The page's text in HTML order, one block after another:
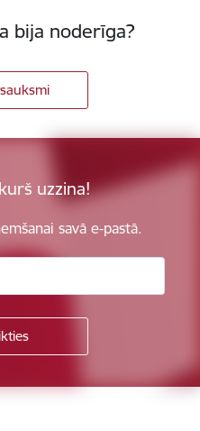
bija noderīga?
uzzina!
savā e-pastā.